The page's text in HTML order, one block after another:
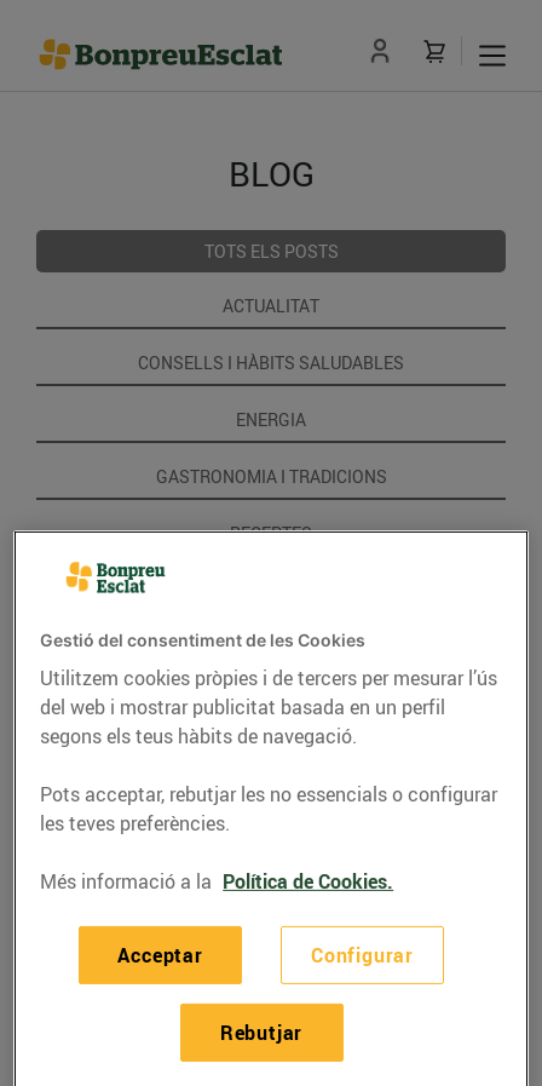
BLOG
TOTS ELS POSTS
ACTUALITAT
CONSELLS I HÀBITS SALUDABLES
ENERGIA
GASTRONOMIA I TRADICIONS
RECEPTES
RECEPTES
Mandonguilles de
bacallà amb salsa
09/d’agost/2022
Gestió del consentiment de les Cookies
Utilitzem cookies pròpies i de tercers per mesurar l’ús
del web i mostrar publicitat basada en un perfil
segons els teus hàbits de navegació.
Pots acceptar, rebutjar les no essencials o configurar
les teves preferències.
Més informació a la Política de Cookies.
Configurar
Rebutjar
Acceptar